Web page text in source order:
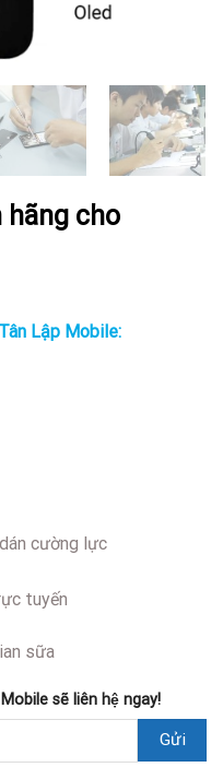
hãng cho
Tân Lập Mobile:
cường lực
tuyến
sữa
sẽ liên hệ ngay!